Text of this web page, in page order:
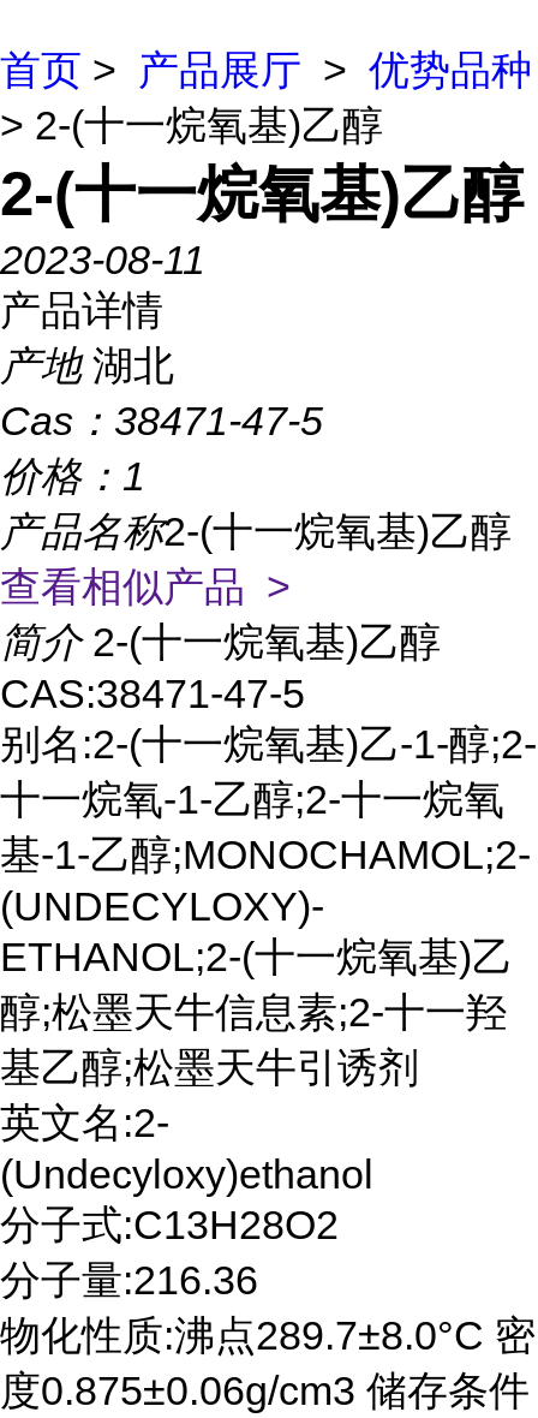
首页 > 产品展厅 > 优势品种
> 2-(十一烷氧基)乙醇
2-(十一烷氧基)乙醇
2023-08-11
产品详情
产地 湖北
Cas： 38471-47-5
价格： 1
产品名称2-(十一烷氧基)乙醇
查看相似产品 >
简介 2-(十一烷氧基)乙醇
CAS:38471-47-5
别名:2-(十一烷氧基)乙-1-醇;2-
十一烷氧-1-乙醇;2-十一烷氧
基-1-乙醇;MONOCHAMOL;2-
(UNDECYLOXY)-
ETHANOL;2-(十一烷氧基)乙
醇;松墨天牛信息素;2-十一羟
基乙醇;松墨天牛引诱剂
英文名:2-
(Undecyloxy)ethanol
分子式:C13H28O2
分子量:216.36
物化性质:沸点289.7±8.0°C 密
度0.875±0.06g/cm3 储存条件